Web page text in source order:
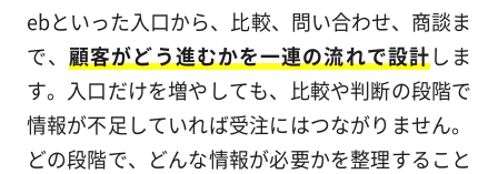
ebといった入口から、比較、問い合わせ、商談ま
で、 顧客がどう進むかを一連の流れで設計しま
す。入口だけを増やしても、比較や判断の段階で
情報が不足していれば受注にはつながりません。
どの段階で、どんな情報が必要かを整理すること